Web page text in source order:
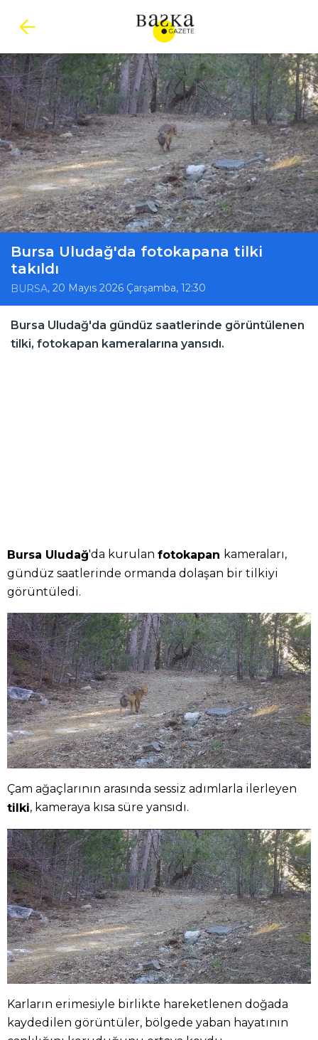
Bursa Uludağ'da fotokapana tilki
takıldı
BURSA, 20 Mayıs 2026 Çarşamba, 12:30
Bursa Uludağ'da gündüz saatlerinde görüntülenen
tilki, fotokapan kameralarına yansıdı.
Bursa Uludağ'da kurulan fotokapan kameraları,
gündüz saatlerinde ormanda dolaşan bir tilkiyi
görüntüledi.
Çam ağaçlarının arasında sessiz adımlarla ilerleyen
tilki, kameraya kısa süre yansıdı.
Karların erimesiyle birlikte hareketlenen doğada
kaydedilen görüntüler, bölgede yaban hayatının